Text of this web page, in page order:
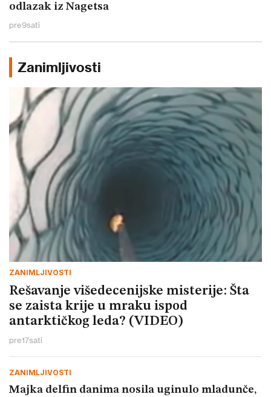
odlazak iz Nagetsa
pre9sati
Zanimljivosti
ZANIMLJIVOSTI
Rešavanje višedecenijske misterije: Šta
se zaista krije u mraku ispod
antarktičkog leda? (VIDEO)
pre17sati
ZANIMLJIVOSTI
Majka delfin danima nosila uginulo mladunče,